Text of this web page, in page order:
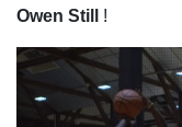
Owen Still !